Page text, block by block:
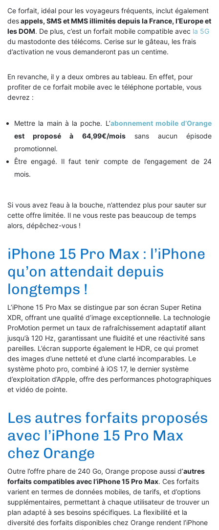
Ce forfait, idéal pour les voyageurs fréquents, inclut également
desappels, SMS et MMS illimités depuis la France, l’Europe et
les DOM. De plus, c’est un forfait mobile compatible avec la 5G
du mastodonte des télécoms. Cerise sur le gâteau, les frais
d’activation ne vous demanderont pas un centime.
En revanche, il y a deux ombres au tableau. En effet, pour
profiter de ce forfait mobile avec le téléphone portable, vous
devrez :
Mettre la main à la poche. L’abonnement mobile d’Orange
est proposé à 64,99€/moissans aucun épisode
promotionnel.
Être engagé. Il faut tenir compte de l’engagement de 24
mois.
Si vous avez l’eau à la bouche, n’attendez plus pour sauter sur
cette offre limitée. Il ne vous reste pas beaucoup de temps
alors, dépêchez-vous !
iPhone 15 Pro Max : l’iPhone
qu’on attendait depuis
longtemps !
L’iPhone 15 Pro Max se distingue par son écran Super Retina
XDR, offrant une qualité d’image exceptionnelle. La technologie
ProMotion permet un taux de rafraîchissement adaptatif allant
jusqu’à 120 Hz, garantissant une fluidité et une réactivité sans
pareilles. L’écran supporte également le HDR, ce qui promet
des images d’une netteté et d’une clarté incomparables. Le
système photo pro, combiné à iOS 17, le dernier système
d’exploitation d’Apple, offre des performances photographiques
et vidéo de pointe.
Les autres forfaits proposés
avec l’iPhone 15 Pro Max
chez Orange
Outre l’offre phare de 240 Go, Orange propose aussi d’autres
forfaits compatibles avec l’iPhone 15 Pro Max. Ces forfaits
varient en termes de données mobiles, de tarifs, et d’options
supplémentaires, permettant à chaque utilisateur de trouver un
plan adapté à ses besoins spécifiques. La flexibilité et la
diversité des forfaits disponibles chez Orange rendent l’iPhone